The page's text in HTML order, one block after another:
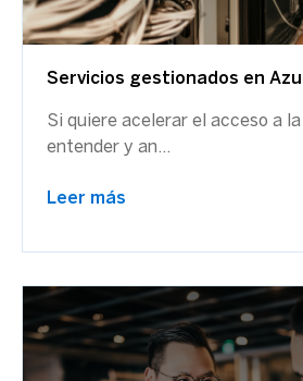
Servicios gestionados en
Si quiere acelerar el acceso a
entender y an...
Leer más